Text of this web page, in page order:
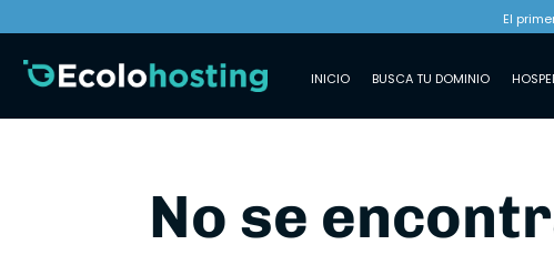
El
INICIO BUSCA TU DOMINIO
No se